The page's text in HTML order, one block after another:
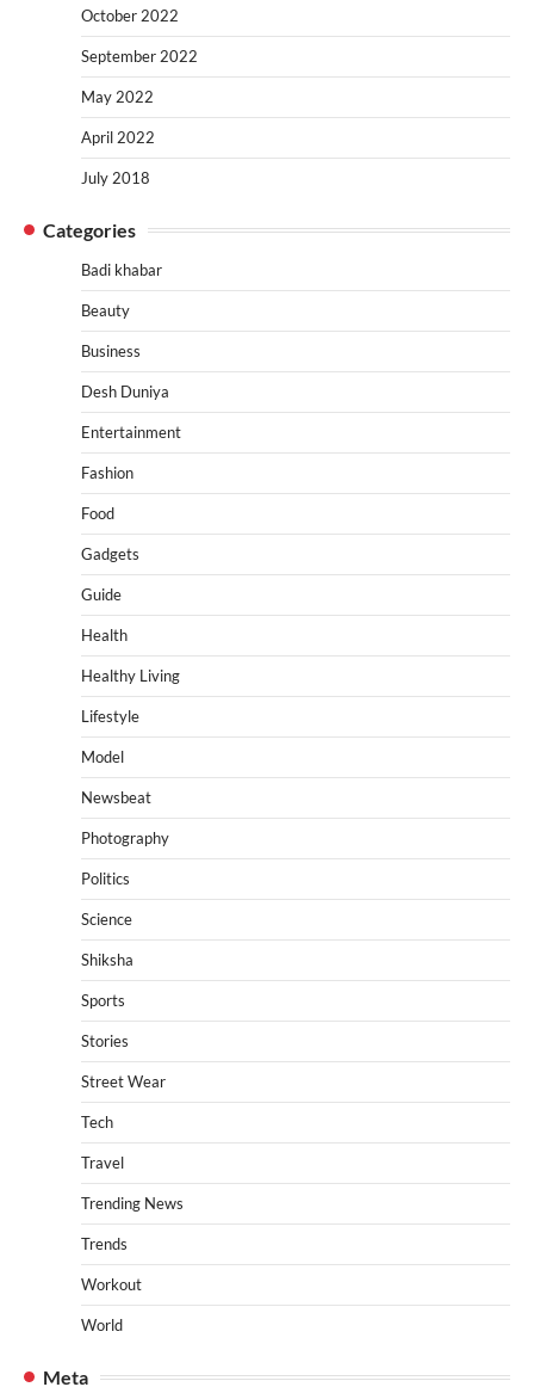
October 2022
September 2022
May 2022
April 2022
July 2018
Categories
Badi khabar
Beauty
Business
Desh Duniya
Entertainment
Fashion
Food
Gadgets
Guide
Health
Healthy Living
Lifestyle
Model
Newsbeat
Photography
Politics
Science
Shiksha
Sports
Stories
Street Wear
Tech
Travel
Trending News
Trends
Workout
World
Meta